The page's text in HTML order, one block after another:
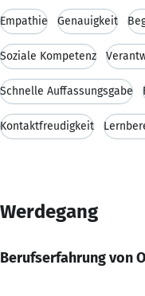
Empathie Genauigkeit
Soziale Kompetenz
Schnelle Auffassungsgabe
Kontaktfreudigkeit
Werdegang
Berufserfahrung von